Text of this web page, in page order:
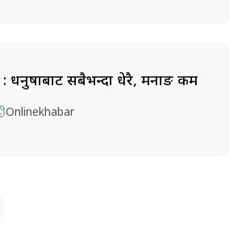
: धनुषाबाट सबैभन्दा धेरै, मनाङ कम
Onlinekhabar